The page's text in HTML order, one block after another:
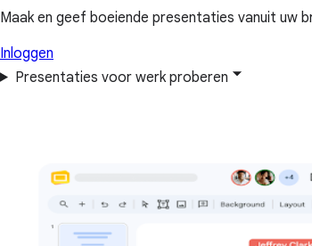
Maak en geef boeiende presentaties vanuit uw
Inloggen
Presentaties voor werk proberen